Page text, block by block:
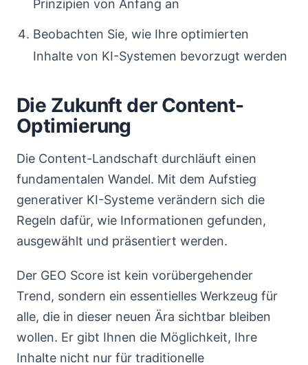
Prinzipien von Anfang an
Beobachten Sie, wie Ihre optimierten
Inhalte von KI-Systemen bevorzugt werden
Die Zukunft der Content-
Optimierung
Die Content-Landschaft durchläuft einen
fundamentalen Wandel. Mit dem Aufstieg
generativer KI-Systeme verändern sich die
Regeln dafür, wie Informationen gefunden,
ausgewählt und präsentiert werden.
Der GEO Score ist kein vorübergehender
Trend, sondern ein essentielles Werkzeug für
alle, die in dieser neuen Ära sichtbar bleiben
wollen. Er gibt Ihnen die Möglichkeit, Ihre
Inhalte nicht nur für traditionelle